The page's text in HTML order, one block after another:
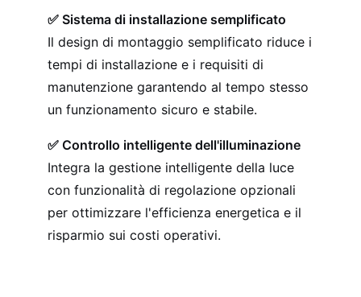
✅ Sistema di installazione semplificato
Il design di montaggio semplificato riduce i
tempi di installazione e i requisiti di
manutenzione garantendo al tempo stesso
un funzionamento sicuro e stabile.
✅ Controllo intelligente dell'illuminazione
Integra la gestione intelligente della luce
con funzionalità di regolazione opzionali
per ottimizzare l'efficienza energetica e il
risparmio sui costi operativi.